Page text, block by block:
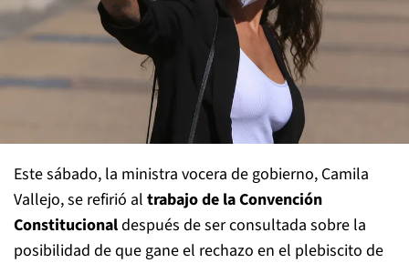
Este sábado, la ministra vocera de gobierno, Camila
Vallejo, se refirió al trabajo de la Convención
Constitucionaldespués de ser consultada sobre la
posibilidad de que gane el rechazo en el plebiscito de